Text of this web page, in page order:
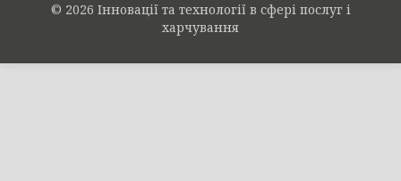
© 2026 Інновації та технології в сфері послуг і
харчування